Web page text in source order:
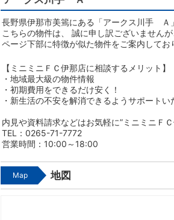
長野県伊那市美篶にある「アークス川手 Ａ
こちらの物件は、 誠に申し訳ございません
ページ下部に特徴が似た物件をご案内してお
【ミニミニＦＣ伊那店に相談するメリット】
・地域最大級の物件情報
・初期費用をできるだけ安く！
・新生活の不安を解消できるようサポートい
内見や資料請求などはお気軽に”ミニミニＦＣ
TEL：0265-71-7772
営業時間：10:00～18:00
Map 地図